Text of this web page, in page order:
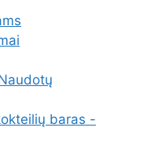
baras -